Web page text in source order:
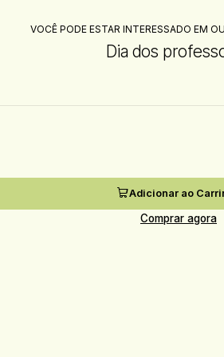
VOCÊ PODE ESTAR INTERESSADO EM
Dia dos
Adicionar ao
Comprar agora